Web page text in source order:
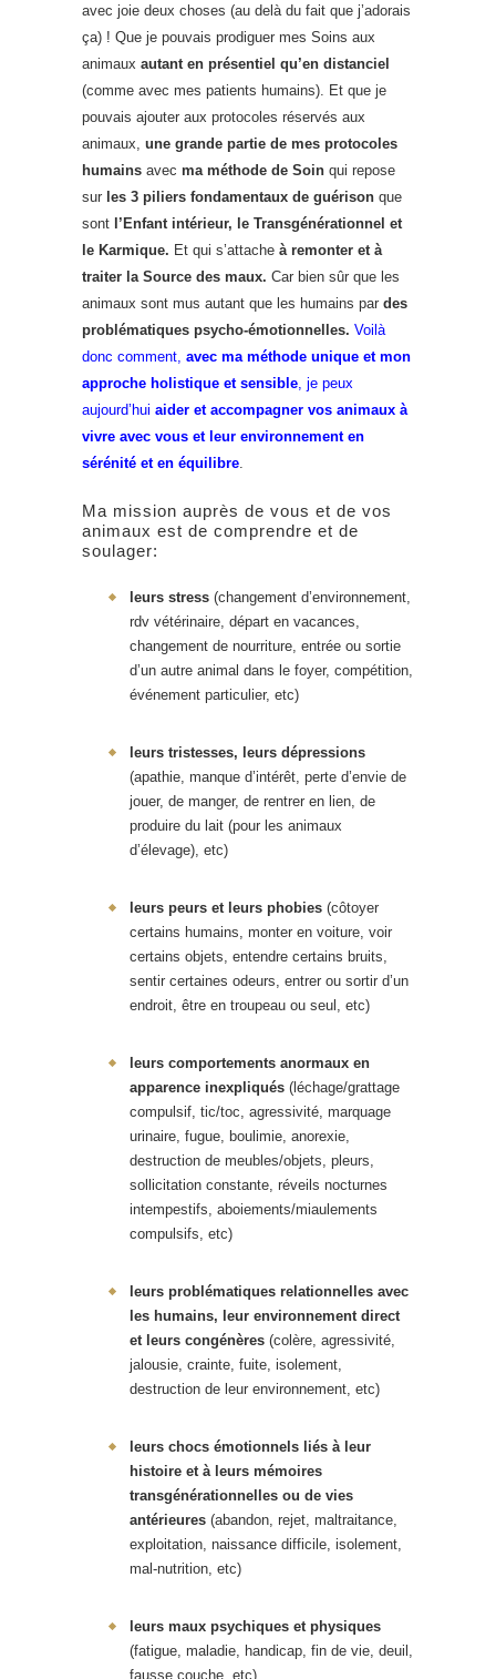
avec joie deux choses (au delà du fait que j’adorais
ça) ! Que je pouvais prodiguer mes Soins aux
animaux autant en présentiel qu’en distanciel
(comme avec mes patients humains). Et que je
pouvais ajouter aux protocoles réservés aux
animaux, une grande partie de mes protocoles
humains avec ma méthode de Soin qui repose
sur les 3 piliers fondamentaux de guérison que
sont l’Enfant intérieur, le Transgénérationnel et
le Karmique. Et qui s’attache à remonter et à
traiter la Source des maux. Car bien sûr que les
animaux sont mus autant que les humains par des
problématiques psycho-émotionnelles. Voilà
donc comment, avec ma méthode unique et mon
approche holistique et sensible, je peux
aujourd’hui aider et accompagner vos animaux à
vivre avec vous et leur environnement en
sérénité et en équilibre.
Ma mission auprès de vous et de vos
animaux est de comprendre et de
soulager:
leurs stress (changement d’environnement,
rdv vétérinaire, départ en vacances,
changement de nourriture, entrée ou sortie
d’un autre animal dans le foyer, compétition,
événement particulier, etc)
leurs tristesses, leurs dépressions
(apathie, manque d’intérêt, perte d’envie de
jouer, de manger, de rentrer en lien, de
produire du lait (pour les animaux
d’élevage), etc)
leurs peurs et leurs phobies (côtoyer
certains humains, monter en voiture, voir
certains objets, entendre certains bruits,
sentir certaines odeurs, entrer ou sortir d’un
endroit, être en troupeau ou seul, etc)
leurs comportements anormaux en
apparence inexpliqués (léchage/grattage
compulsif, tic/toc, agressivité, marquage
urinaire, fugue, boulimie, anorexie,
destruction de meubles/objets, pleurs,
sollicitation constante, réveils nocturnes
intempestifs, aboiements/miaulements
compulsifs, etc)
leurs problématiques relationnelles avec
les humains, leur environnement direct
et leurs congénères (colère, agressivité,
jalousie, crainte, fuite, isolement,
destruction de leur environnement, etc)
leurs chocs émotionnels liés à leur
histoire et à leurs mémoires
transgénérationnelles ou de vies
antérieures (abandon, rejet, maltraitance,
exploitation, naissance difficile, isolement,
mal-nutrition, etc)
leurs maux psychiques et physiques
(fatigue, maladie, handicap, fin de vie, deuil,
fausse couche, etc)